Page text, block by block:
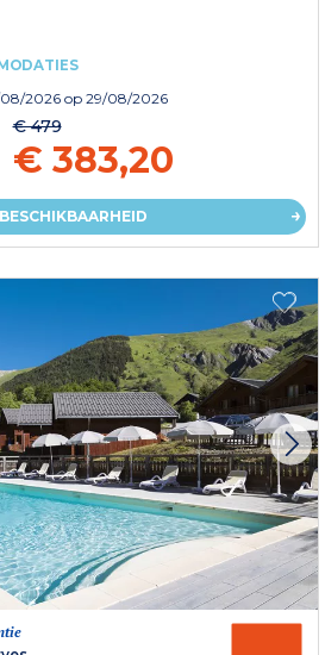
2026 op 29/08/2026
€ 479
€ 383,20